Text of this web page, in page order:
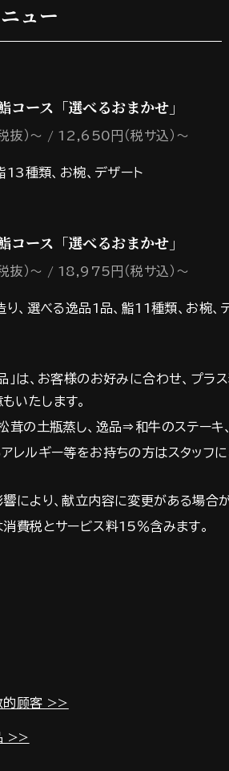
ュー
コース「選べるおまかせ」
）～ 12,650円（税サ込）～
13種類、お椀、デザート
コース「選べるおまかせ」
）～ 18,975円（税サ込）～
り、選べる逸品1品、鮨11種類、お椀、
」は、お客様のお好みに合わせ、プラ
いたします。
の土瓶蒸し、逸品⇒和牛のステーキ
レルギー等をお持ちの方はスタッフ
により、献立内容に変更がある場合が
費税とサービス料15％含みます。
的顾客 >>
>>